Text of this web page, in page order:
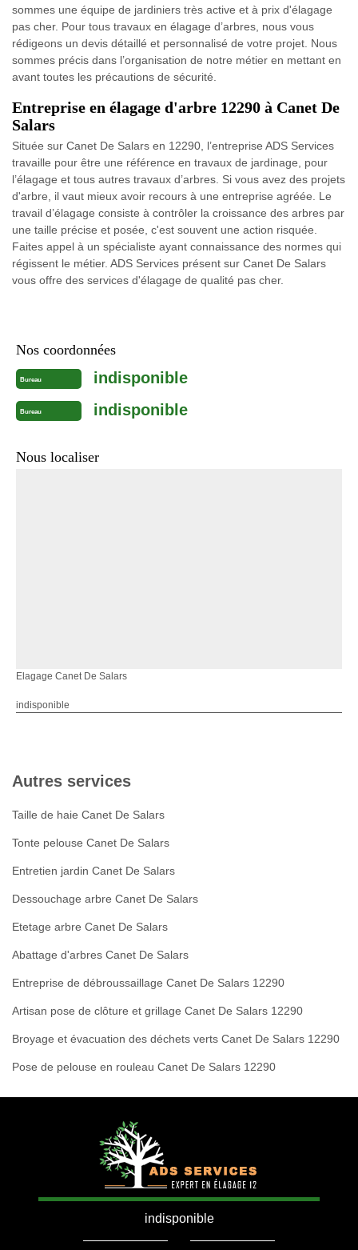
sommes une équipe de jardiniers très active et à prix d'élagage
pas cher. Pour tous travaux en élagage d’arbres, nous vous
rédigeons un devis détaillé et personnalisé de votre projet. Nous
sommes précis dans l’organisation de notre métier en mettant en
avant toutes les précautions de sécurité.
Entreprise en élagage d'arbre 12290 à Canet De
Salars
Située sur Canet De Salars en 12290, l’entreprise ADS Services
travaille pour être une référence en travaux de jardinage, pour
l’élagage et tous autres travaux d’arbres. Si vous avez des projets
d'arbre, il vaut mieux avoir recours à une entreprise agréée. Le
travail d’élagage consiste à contrôler la croissance des arbres par
une taille précise et posée, c'est souvent une action risquée.
Faites appel à un spécialiste ayant connaissance des normes qui
régissent le métier. ADS Services présent sur Canet De Salars
vous offre des services d'élagage de qualité pas cher.
Nos coordonnées
Bureau indisponible
Bureau indisponible
Nous localiser
Elagage Canet De Salars
indisponible
Autres services
Taille de haie Canet De Salars
Tonte pelouse Canet De Salars
Entretien jardin Canet De Salars
Dessouchage arbre Canet De Salars
Etetage arbre Canet De Salars
Abattage d'arbres Canet De Salars
Entreprise de débroussaillage Canet De Salars 12290
Artisan pose de clôture et grillage Canet De Salars 12290
Broyage et évacuation des déchets verts Canet De Salars 12290
Pose de pelouse en rouleau Canet De Salars 12290
indisponible